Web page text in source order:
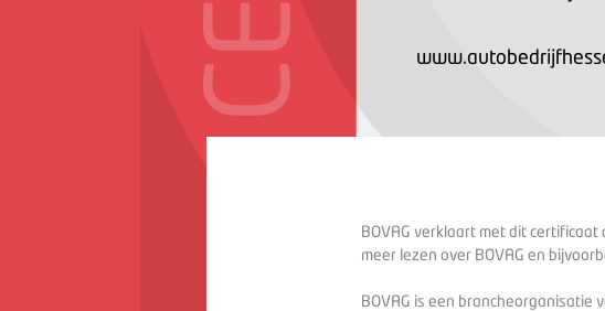
BOVAG verklaart met dit
meer lezen over BOVAG en
BOVAG is een brancheorganisatie